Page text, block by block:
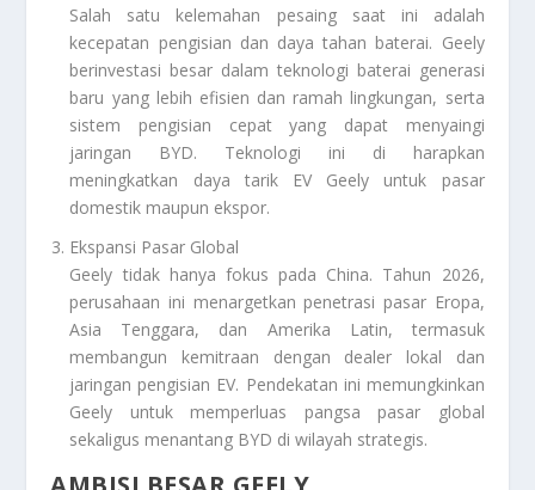
Salah satu kelemahan pesaing saat ini adalah
kecepatan pengisian dan daya tahan baterai. Geely
berinvestasi besar dalam teknologi baterai generasi
baru yang lebih efisien dan ramah lingkungan, serta
sistem pengisian cepat yang dapat menyaingi
jaringan BYD. Teknologi ini di harapkan
meningkatkan daya tarik EV Geely untuk pasar
domestik maupun ekspor.
Ekspansi Pasar Global
Geely tidak hanya fokus pada China. Tahun 2026,
perusahaan ini menargetkan penetrasi pasar Eropa,
Asia Tenggara, dan Amerika Latin, termasuk
membangun kemitraan dengan dealer lokal dan
jaringan pengisian EV. Pendekatan ini memungkinkan
Geely untuk memperluas pangsa pasar global
sekaligus menantang BYD di wilayah strategis.